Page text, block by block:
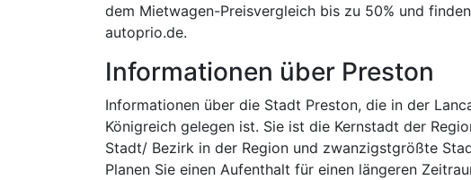
dem Mietwagen-Preisvergleich bis zu 50% und
autoprio.de.
Informationen über Preston
Informationen über die Stadt Preston, die in der
Königreich gelegen ist. Sie ist die Kernstadt der
Stadt/ Bezirk in der Region und zwanzigstgrößte
Planen Sie einen Aufenthalt für einen längeren